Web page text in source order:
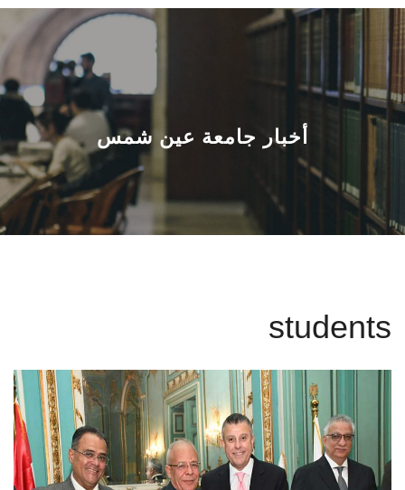
الرئيسيـة
عن الجامعة
القطاعـات
الشئون الأكاديمية
البحث العلمي
الأنظمة الذكية
الإعلام
تواصل معنا
أخبار جامعة عين شمس
students